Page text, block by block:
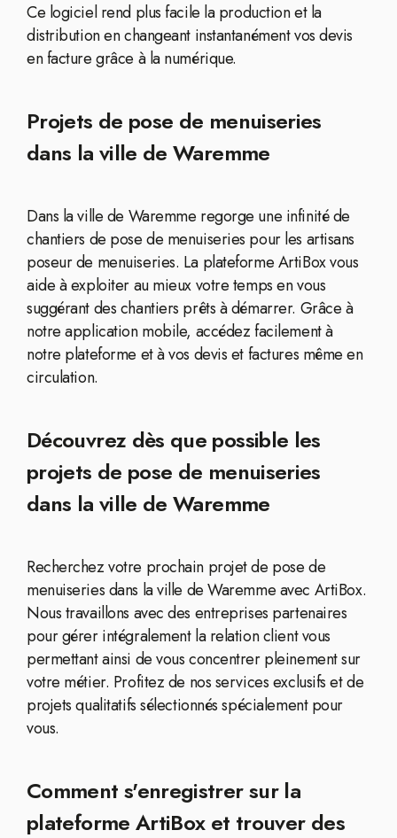
Ce logiciel rend plus facile la production et la
distribution en changeant instantanément vos devis
en facture grâce à la numérique.
Projets de pose de menuiseries
dans la ville de Waremme
Dans la ville de Waremme regorge une infinité de
chantiers de pose de menuiseries pour les artisans
poseur de menuiseries. La plateforme ArtiBox vous
aide à exploiter au mieux votre temps en vous
suggérant des chantiers prêts à démarrer. Grâce à
notre application mobile, accédez facilement à
notre plateforme et à vos devis et factures même en
circulation.
Découvrez dès que possible les
projets de pose de menuiseries
dans la ville de Waremme
Recherchez votre prochain projet de pose de
menuiseries dans la ville de Waremme avec ArtiBox.
Nous travaillons avec des entreprises partenaires
pour gérer intégralement la relation client vous
permettant ainsi de vous concentrer pleinement sur
votre métier. Profitez de nos services exclusifs et de
projets qualitatifs sélectionnés spécialement pour
vous.
Comment s'enregistrer sur la
plateforme ArtiBox et trouver des